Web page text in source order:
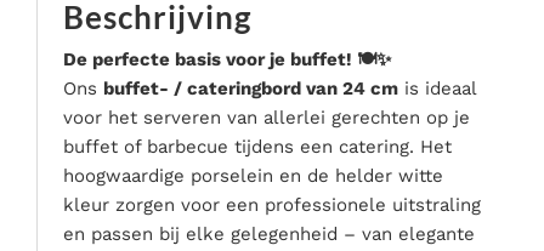
Serveer materialen
Servies & bestek
Speciale effecten
Stroom
Tafel accessoires
Tenten & parasols
Veiligheid, hygiëne & afvalverwerking
Beschrijving
De perfecte basis voor je buffet! 🍽️✨
Ons buffet- / cateringbord van 24 cm is ideaal
voor het serveren van allerlei gerechten op je
buffet of barbecue tijdens een catering. Het
hoogwaardige porselein en de helder witte
kleur zorgen voor een professionele uitstraling
en passen bij elke gelegenheid – van elegante